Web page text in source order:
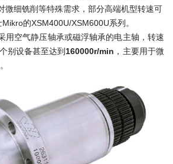
微细铣削等特殊需求，部分高端机型转速可
Mikro的XSM400U/XSM600U系列。
用空气静压轴承或磁浮轴承的电主轴，转速
个别设备甚至达到 160000r/min ，主要用于微